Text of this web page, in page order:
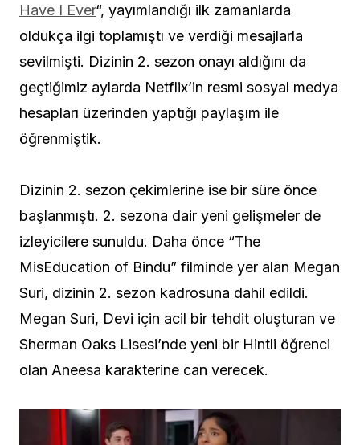
Have I Ever“, yayımlandığı ilk zamanlarda
oldukça ilgi toplamıştı ve verdiği mesajlarla
sevilmişti. Dizinin 2. sezon onayı aldığını da
geçtiğimiz aylarda Netflix’in resmi sosyal medya
hesapları üzerinden yaptığı paylaşım ile
öğrenmiştik.
Dizinin 2. sezon çekimlerine ise bir süre önce
başlanmıştı. 2. sezona dair yeni gelişmeler de
izleyicilere sunuldu. Daha önce “The
MisEducation of Bindu” filminde yer alan Megan
Suri, dizinin 2. sezon kadrosuna dahil edildi.
Megan Suri, Devi için acil bir tehdit oluşturan ve
Sherman Oaks Lisesi’nde yeni bir Hintli öğrenci
olan Aneesa karakterine can verecek.